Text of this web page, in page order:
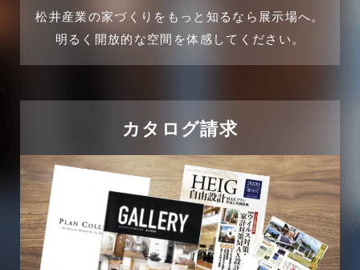
企業誘致事例
住宅に関するよくある質問
商品情報
土地に関するよくある質問
2024年11月
2024年9月
2024年7月
2024年6月
2024年5月
松井産業の家づくりをもっと知るなら展示場へ。
明るく開放的な空間を体感してください。
カタログ請求